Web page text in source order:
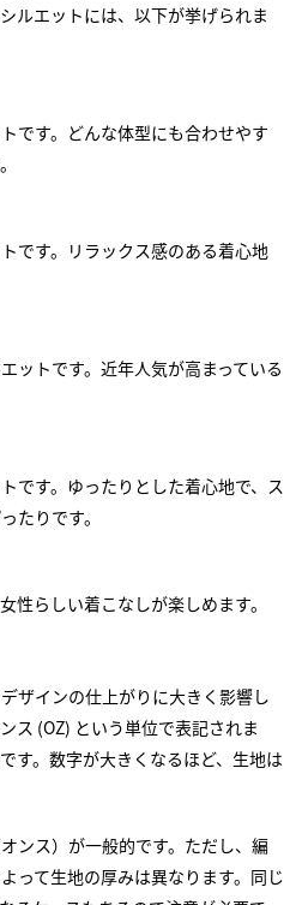
ルエットには、以下が挙げられま
です。どんな体型にも合わせやす
です。リラックス感のある着心地
ットです。近年人気が高まっている
です。ゆったりとした着心地で、ス
たりです。
性らしい着こなしが楽しめます。
ザインの仕上がりに大きく影響し
ス (OZ) という単位で表記されま
す。数字が大きくなるほど、生地は
ンス）が一般的です。ただし、編
って生地の厚みは異なります。同じ